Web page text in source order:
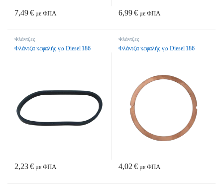
7,49€ με ΦΠΑ 6,99€ με ΦΠΑ
Φλάντζες
Φλάντζα κεφαλής για Diesel 186
2,23€ με ΦΠΑ
Φλάντζες
Φλάντζα κεφαλής για Diesel 186
4,02€ με ΦΠΑ